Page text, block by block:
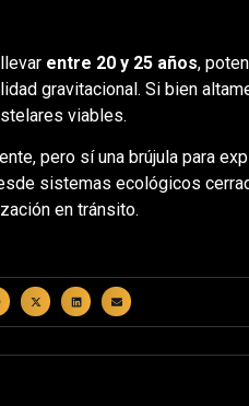
entre 20 y 25 años,
gravitacional. Si bien
viables.
pero sí una brújula para
sistemas ecológicos
en tránsito.